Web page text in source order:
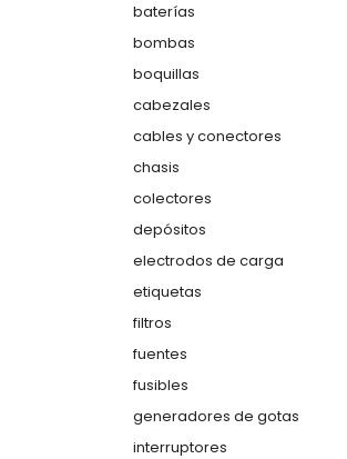
baterías
bombas
boquillas
cabezales
cables y conectores
chasis
colectores
depósitos
electrodos de carga
etiquetas
filtros
fuentes
fusibles
generadores de gotas
interruptores